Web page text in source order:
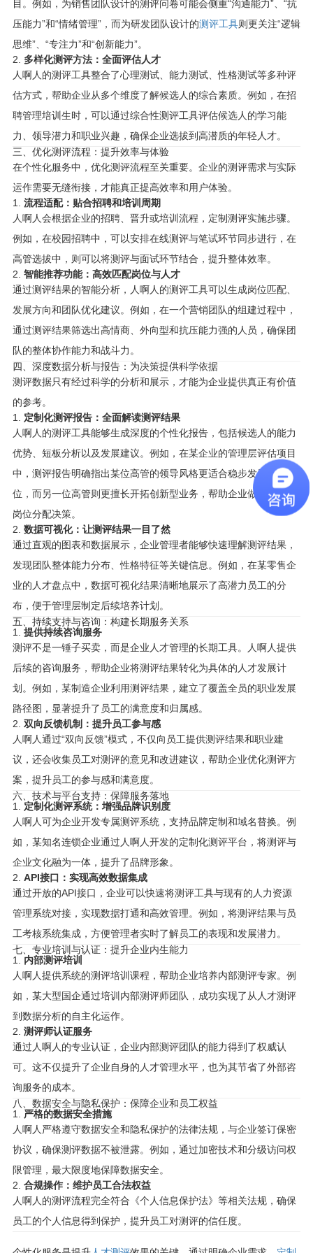
目。例如，为销售团队设计的测评问卷可能会侧重“沟通能力”、“抗
压能力”和“情绪管理”，而为研发团队设计的测评工具则更关注“逻辑
思维”、“专注力”和“创新能力”。
2. 多样化测评方法：全面评估人才
人啊人的测评工具整合了心理测试、能力测试、性格测试等多种评
估方式，帮助企业从多个维度了解候选人的综合素质。例如，在招
聘管理培训生时，可以通过综合性测评工具评估候选人的学习能
力、领导潜力和职业兴趣，确保企业选拔到高潜质的年轻人才。
三、优化测评流程：提升效率与体验
在个性化服务中，优化测评流程至关重要。企业的测评需求与实际
运作需要无缝衔接，才能真正提高效率和用户体验。
1. 流程适配：贴合招聘和培训周期
人啊人会根据企业的招聘、晋升或培训流程，定制测评实施步骤。
例如，在校园招聘中，可以安排在线测评与笔试环节同步进行，在
高管选拔中，则可以将测评与面试环节结合，提升整体效率。
2. 智能推荐功能：高效匹配岗位与人才
通过测评结果的智能分析，人啊人的测评工具可以生成岗位匹配、
发展方向和团队优化建议。例如，在一个营销团队的组建过程中，
通过测评结果筛选出高情商、外向型和抗压能力强的人员，确保团
队的整体协作能力和战斗力。
四、深度数据分析与报告：为决策提供科学依据
测评数据只有经过科学的分析和展示，才能为企业提供真正有价值
的参考。
1. 定制化测评报告：全面解读测评结果
人啊人的测评工具能够生成深度的个性化报告，包括候选人的能力
优势、短板分析以及发展建议。例如，在某企业的管理层评估项目
中，测评报告明确指出某位高管的领导风格更适合稳步发展型岗
位，而另一位高管则更擅长开拓创新型业务，帮助企业做出精准的
岗位分配决策。
2. 数据可视化：让测评结果一目了然
通过直观的图表和数据展示，企业管理者能够快速理解测评结果，
发现团队整体能力分布、性格特征等关键信息。例如，在某零售企
业的人才盘点中，数据可视化结果清晰地展示了高潜力员工的分
布，便于管理层制定后续培养计划。
五、持续支持与咨询：构建长期服务关系
1. 提供持续咨询服务
测评不是一锤子买卖，而是企业人才管理的长期工具。人啊人提供
后续的咨询服务，帮助企业将测评结果转化为具体的人才发展计
划。例如，某制造企业利用测评结果，建立了覆盖全员的职业发展
路径图，显著提升了员工的满意度和归属感。
2. 双向反馈机制：提升员工参与感
人啊人通过“双向反馈”模式，不仅向员工提供测评结果和职业建
议，还会收集员工对测评的意见和改进建议，帮助企业优化测评方
案，提升员工的参与感和满意度。
六、技术与平台支持：保障服务落地
1. 定制化测评系统：增强品牌识别度
人啊人可为企业开发专属测评系统，支持品牌定制和域名替换。例
如，某知名连锁企业通过人啊人开发的定制化测评平台，将测评与
企业文化融为一体，提升了品牌形象。
2. API接口：实现高效数据集成
通过开放的API接口，企业可以快速将测评工具与现有的人力资源
管理系统对接，实现数据打通和高效管理。例如，将测评结果与员
工考核系统集成，方便管理者实时了解员工的表现和发展潜力。
七、专业培训与认证：提升企业内生能力
1. 内部测评培训
人啊人提供系统的测评培训课程，帮助企业培养内部测评专家。例
如，某大型国企通过培训内部测评师团队，成功实现了从人才测评
到数据分析的自主化运作。
2. 测评师认证服务
通过人啊人的专业认证，企业内部测评团队的能力得到了权威认
可。这不仅提升了企业自身的人才管理水平，也为其节省了外部咨
询服务的成本。
八、数据安全与隐私保护：保障企业和员工权益
1. 严格的数据安全措施
人啊人严格遵守数据安全和隐私保护的法律法规，与企业签订保密
协议，确保测评数据不被泄露。例如，通过加密技术和分级访问权
限管理，最大限度地保障数据安全。
2. 合规操作：维护员工合法权益
人啊人的测评流程完全符合《个人信息保护法》等相关法规，确保
员工的个人信息得到保护，提升员工对测评的信任度。